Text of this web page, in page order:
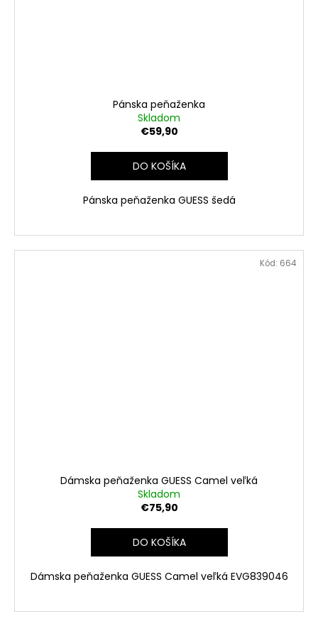
Pánska peňaženka
Skladom
€59,90
DO KOŠÍKA
Pánska peňaženka GUESS šedá
Dámska peňaženka GUESS Camel veľká
Skladom
€75,90
DO KOŠÍKA
Dámska peňaženka GUESS Camel veľká EVG839046
Kód: 664